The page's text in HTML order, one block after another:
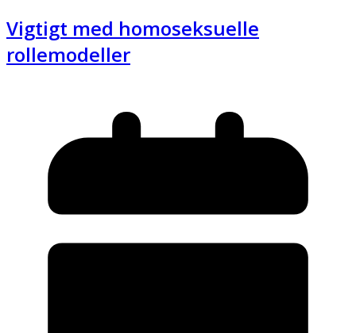
Vigtigt med homoseksuelle
rollemodeller